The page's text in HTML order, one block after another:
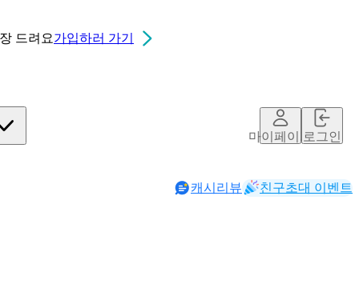
드려요가입하러 가기
마이페이지로그인
캐시리뷰 친구초대 이벤트